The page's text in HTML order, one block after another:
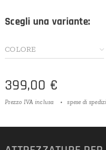
Scegli una variante:
COLORE
399,00 €
Prezzo IVA inclusa spese di